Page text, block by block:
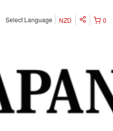
0
NZD
Select Language